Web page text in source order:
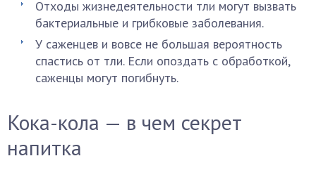
Отходы жизнедеятельности тли могут вызвать
бактериальные и грибковые заболевания.
У саженцев и вовсе не большая вероятность
спастись от тли. Если опоздать с обработкой,
саженцы могут погибнуть.
Кока-кола — в чем секрет
напитка